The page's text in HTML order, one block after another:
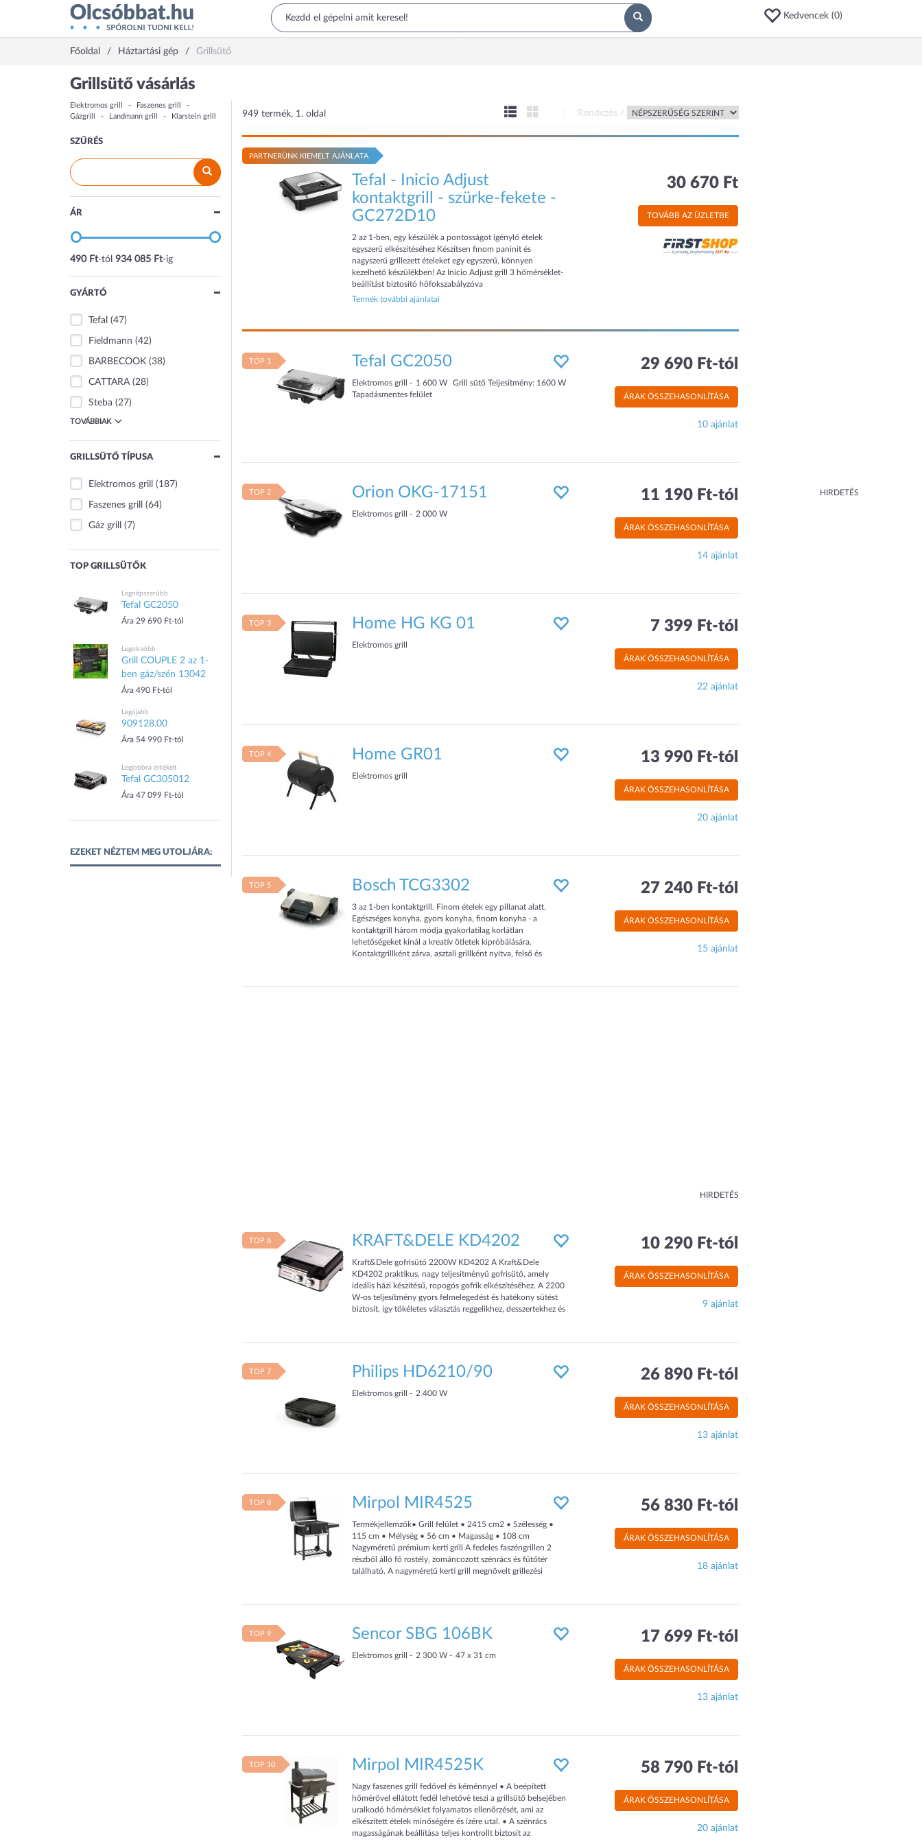
Kedvencek (0)
Főoldal Háztartási gép Grillsütő
HIRDETÉS
Grillsütő vásárlás
Elektromos grill
Faszenes grill
Gázgrill
Landmann grill Klarstein grill
SZŰRÉS
ÁR
490 Ft-tól 934 085 Ft-ig
GYÁRTÓ
Tefal (47)
Fieldmann (42)
BARBECOOK (38)
CATTARA (28)
Steba (27)
TOVÁBBIAK
GRILLSÜTŐ TÍPUSA
Elektromos grill (187)
Faszenes grill (64)
Gáz grill (7)
TOP GRILLSÜTŐK
Legnépszerűbb
Tefal GC2050
Ára 29 690 Ft-tól
Legolcsóbb
Grill COUPLE 2 az 1-
ben gáz/szén 13042
Ára 490 Ft-tól
Legújabb
909128.00
Ára 54 990 Ft-tól
Legjobbra értékelt
Tefal GC305012
Ára 47 099 Ft-tól
EZEKET NÉZTEM MEG UTOLJÁRA:
949 termék, 1. oldal Rendezés /
PARTNERÜNK KIEMELT AJÁNLATA
Tefal - Inicio Adjust
kontaktgrill - szürke-fekete -
GC272D10
2 az 1-ben, egy készülék a pontosságot igénylő ételek
egyszerű elkészítéséhez Készítsen finom paninit és
nagyszerű grillezett ételeket egy egyszerű, könnyen
kezelhető készülékben! Az Inicio Adjust grill 3 hőmérséklet-
beállítást biztosító hőfokszabályzóva
Termék további ajánlatai
30 670 Ft
TOVÁBB AZ ÜZLETBE
TOP 1 Tefal GC2050
Elektromos grill 1 600 W
Grill sütő Teljesítmény: 1600 W
Tapadásmentes felület
29 690 Ft-tól
ÁRAK ÖSSZEHASONLÍTÁSA
10 ajánlat
TOP 2 Orion OKG-17151
Elektromos grill 2 000 W
11 190 Ft-tól
ÁRAK ÖSSZEHASONLÍTÁSA
14 ajánlat
TOP 3 Home HG KG 01
Elektromos grill
7 399 Ft-tól
ÁRAK ÖSSZEHASONLÍTÁSA
22 ajánlat
TOP 4 Home GR01
Elektromos grill
13 990 Ft-tól
ÁRAK ÖSSZEHASONLÍTÁSA
20 ajánlat
TOP 5 Bosch TCG3302
3 az 1-ben kontaktgrill. Finom ételek egy pillanat alatt.
Egészséges konyha, gyors konyha, finom konyha - a
kontaktgrill három módja gyakorlatilag korlátlan
lehetőségeket kínál a kreatív ötletek kipróbálására.
Kontaktgrillként zárva, asztali grillként nyitva, felső és
ízletes hamburger, ropogós, aranybarna sata nyárs, pirítós,
27 240 Ft-tól
ÁRAK ÖSSZEHASONLÍTÁSA
15 ajánlat
HIRDETÉS
TOP 6 KRAFT&DELE KD4202
Kraft&Dele gofrisütő 2200W KD4202 A Kraft&Dele
KD4202 praktikus, nagy teljesítményű gofrisütő, amely
ideális házi készítésű, ropogós gofrik elkészítéséhez. A 2200
W-os teljesítmény gyors felmelegedést és hatékony sütést
biztosít, így tökéletes választás reggelikhez, desszertekhez és
megoldás. A 25 × 21,6 cm-es sütőfelület tapadás
10 290 Ft-tól
ÁRAK ÖSSZEHASONLÍTÁSA
9 ajánlat
TOP 7 Philips HD6210/90
Elektromos grill 2 400 W
26 890 Ft-tól
ÁRAK ÖSSZEHASONLÍTÁSA
13 ajánlat
TOP 8 Mirpol MIR4525
Termékjellemzők• Grill felület • 2415 cm2 • Szélesség •
115 cm • Mélység • 56 cm • Magasság • 108 cm
Nagyméretű prémium kerti grill A fedeles faszéngrillen 2
részből álló fő rostély, zománcozott szénrács és fűtőtér
található. A nagyméretű kerti grill megnövelt grillezési
fogantyúval ellátott záró fedele van. Cs
56 830 Ft-tól
ÁRAK ÖSSZEHASONLÍTÁSA
18 ajánlat
TOP 9 Sencor SBG 106BK
Elektromos grill 2 300 W 47 x 31 cm
17 699 Ft-tól
ÁRAK ÖSSZEHASONLÍTÁSA
13 ajánlat
TOP 10 Mirpol MIR4525K
Nagy faszenes grill fedővel és kéménnyel • A beépített
hőmérővel ellátott fedél lehetővé teszi a grillsütő belsejében
uralkodó hőmérséklet folyamatos ellenőrzését, ami az
elkészített ételek minőségére és ízére utal. • A szénrács
magasságának beállítása teljes kontrollt biztosít az
58 790 Ft-tól
ÁRAK ÖSSZEHASONLÍTÁSA
20 ajánlat